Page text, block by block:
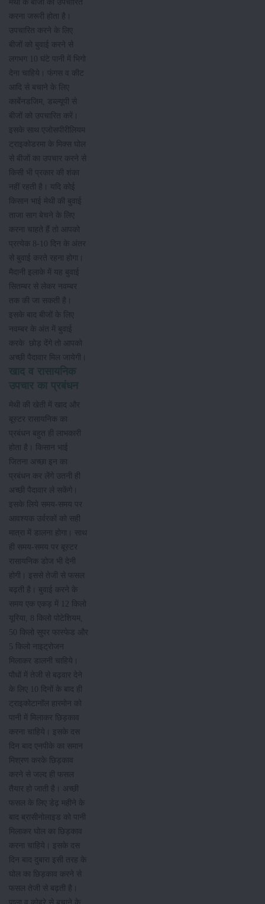
मेथी के बीजों को उपचारित
करना जरूरी होता है।
उपचारित करने के लिए
बीजों को बुवाई करने से
लगभग 10 घंटे पानी में भिगो
देना चाहिये। फंगस व कीट
आदि से बचाने के लिए
कार्बेनडजिम, डब्ल्यूपी से
बीजों को उपचारित करें।
इसके साथ एजोसपीरीलियम
ट्राइकोडरमा के मिक्स घोल
से बीजों का उपचार करने से
किसी भी प्रकार की शंका
नहीं रहती है। यदि कोई
किसान भाई मेथी की बुवाई
ताजा साग बेचने के लिए
करना चाहते हैं तो आपको
प्रत्येक 8-10 दिन के अंतर
से बुवाई करते रहना होगा।
मैदानी इलाके में यह बुवाई
सितम्बर से लेकर नवम्बर
तक की जा सकती है।
इसके बाद बीजों के लिए
नवम्बर के अंत में बुवाई
करके छोड़ देंगे तो आपको
अच्छी पैदावार मिल जायेगी।
खाद व रासायनिक
उपचार का प्रबंधन
मेथी की खेती में खाद और
बूस्टर रासायनिक का
प्रबंधन बहुत ही लाभकारी
होता है। किसान भाई
जितना अच्छा इन का
प्रबंधन कर लेंगे उतनी ही
अच्छी पैदावार ले सकेंगे।
इसके लिये समय-समय पर
आवश्यक उर्वरकों को सही
मात्रा में डालना होगा। साथ
ही समय-समय पर बूस्टर
रासायनिक डोज भी देनी
होगी। इससे तेजी से फसल
बढ़ती है। बुवाई करने के
समय एक एकड़ में 12 किलो
यूरिया, 8 किलो पोटेशियम,
50 किलो सुपर फास्फेड और
5 किलो नाइट्रोजन
मिलाकर डालनी चाहिये।
पौधों में तेजी से बढ़वार देने
के लिए 10 दिनों के बाद ही
ट्राइकोटानॉल हारमोन को
पानी में मिलाकर छिड़काव
करना चाहिये। इसके दस
दिन बाद एनपीके का समान
मिश्रण करके छिड़काव
करने से जल्द ही फसल
तैयार हो जाती है। अच्छी
फसल के लिए डेढ़ महीने के
बाद ब्रासीनोलाइड को पानी
मिलाकर घोल का छिड़काव
करना चाहिये। इसके दस
दिन बाद दुबारा इसी तरह के
घोल का छिड़काव करने से
फसल तेजी से बढ़ती है।